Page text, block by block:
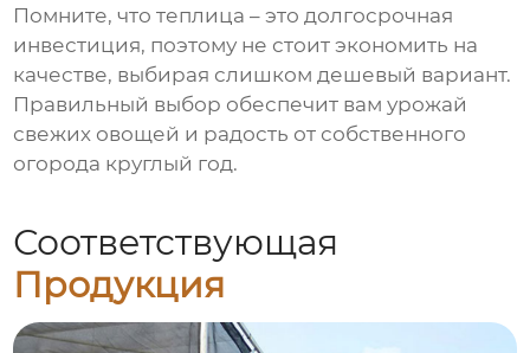
Помните, что теплица – это долгосрочная
инвестиция, поэтому не стоит экономить на
качестве, выбирая слишком дешевый вариант.
Правильный выбор обеспечит вам урожай
свежих овощей и радость от собственного
огорода круглый год.
Соответствующая
Продукция